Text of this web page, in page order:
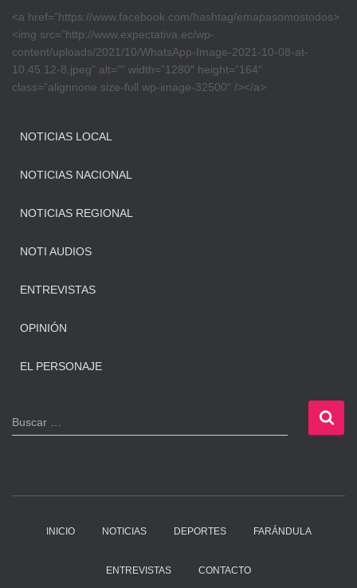
<a href=”https://www.facebook.com/hashtag/emapasomostodos>
<img src=”http://www.expectativa.ec/wp-
content/uploads/2021/10/WhatsApp-Image-2021-10-08-at-
10.45.12-8.jpeg” alt=”” width=”1280″ height=”164″
class=”alignnone size-full wp-image-32500″ /></a>
NOTICIAS LOCAL
NOTICIAS NACIONAL
NOTICIAS REGIONAL
NOTI AUDIOS
ENTREVISTAS
OPINIÓN
EL PERSONAJE
B
u
Buscar …
INICIO NOTICIAS DEPORTES FARÁNDULA
ENTREVISTAS CONTACTO